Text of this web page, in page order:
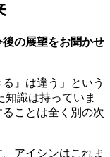
の展望をお聞かせ
』は違う」という
知識は持っていま
ことは全く別の次
アイシンはこれま